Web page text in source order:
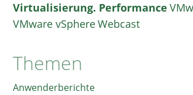
Virtualisierung. Performance
VMware vSphereWebcast
Themen
Anwenderberichte